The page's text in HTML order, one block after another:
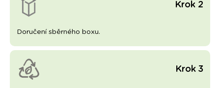
Krok 2
Doručení sběrného boxu.
Krok 3